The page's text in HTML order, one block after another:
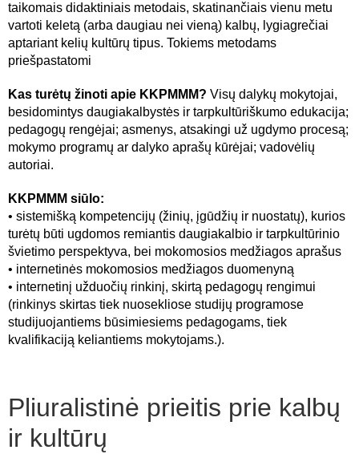
taikomais didaktiniais metodais, skatinančiais vienu metu
vartoti keletą (arba daugiau nei vieną) kalbų, lygiagrečiai
aptariant kelių kultūrų tipus. Tokiems metodams
priešpastatomi
Kas turėtų žinoti apie KKPMMM? Visų dalykų mokytojai,
besidomintys daugiakalbystės ir tarpkultūriškumo edukacija;
pedagogų rengėjai; asmenys, atsakingi už ugdymo procesą;
mokymo programų ar dalyko aprašų kūrėjai; vadovėlių
autoriai.
KKPMMM siūlo:
• sistemišką kompetencijų (žinių, įgūdžių ir nuostatų), kurios
turėtų būti ugdomos remiantis daugiakalbio ir tarpkultūrinio
švietimo perspektyva, bei mokomosios medžiagos aprašus
• internetinės mokomosios medžiagos duomenyną
• internetinį užduočių rinkinį, skirtą pedagogų rengimui
(rinkinys skirtas tiek nuosekliose studijų programose
studijuojantiems būsimiesiems pedagogams, tiek
kvalifikaciją keliantiems mokytojams.).
Pliuralistinė prieitis prie kalbų
ir kultūrų